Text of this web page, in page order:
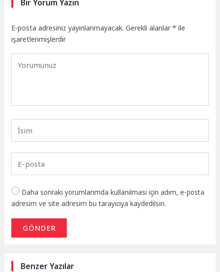
Bir Yorum Yazın
E-posta adresiniz yayınlanmayacak. Gerekli alanlar* ile
işaretlenmişlerdir
Daha sonraki yorumlarımda kullanılması için adım, e-posta
adresim ve site adresim bu tarayıcıya kaydedilsin.
GÖNDER
Benzer Yazılar